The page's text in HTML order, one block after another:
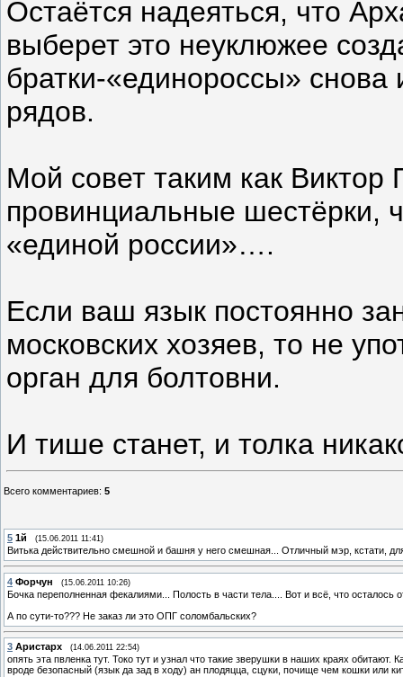
Остаётся надеяться, что
выберет это неуклюжее
братки-«единороссы» снова
рядов.
Мой совет таким как Виктор
провинциальные шестёрки,
«единой россии»….
Если ваш язык постоянно
московских хозяев, то не
орган для болтовни.
И тише станет, и толка
Всего комментариев: 5
5 1й (15.06.2011 11:41)
Витька действительно смешной и башня у него смешная... Отличный мэр, кстати,
4 Форчун (15.06.2011 10:26)
Бочка переполненная фекалиями... Полость в части тела.... Вот и всё, что осталось
А по сути-то??? Не заказ ли это ОПГ соломбальских?
3 Аристарх (14.06.2011 22:54)
опять эта пвленка тут. Токо тут и узнал что такие зверушки в наших краях
вроде безопасный (язык да зад в ходу) ан плодяцца, сцуки, почище чем кошки или